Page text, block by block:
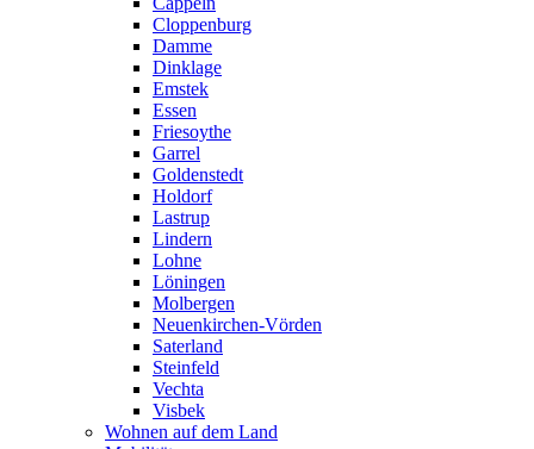
Cloppenburg
Damme
Dinklage
Emstek
Essen
Friesoythe
Garrel
Goldenstedt
Holdorf
Lastrup
Lindern
Lohne
Löningen
Molbergen
Neuenkirchen-Vörden
Saterland
Steinfeld
Vechta
Visbek
Wohnen auf dem Land